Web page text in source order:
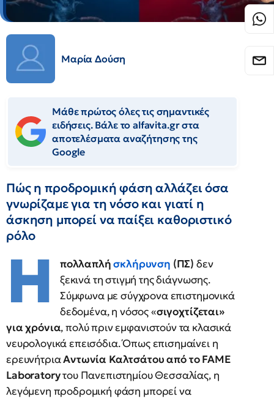
Μαρία Δούση
Μάθε πρώτος όλες τις σημαντικές
ειδήσεις. Βάλε το alfavita.gr στα
αποτελέσματα αναζήτησης της
Google
Πώς η προδρομική φάση αλλάζει όσα
γνωρίζαμε για τη νόσο και γιατί η
άσκηση μπορεί να παίξει καθοριστικό
ρόλο
Η πολλαπλήσκλήρυνση (ΠΣ) δεν
ξεκινά τη στιγμή της διάγνωσης.
Σύμφωνα με σύγχρονα επιστημονικά
δεδομένα, η νόσος «σιγοχτίζεται»
για χρόνια, πολύ πριν εμφανιστούν τα κλασικά
νευρολογικά επεισόδια. Όπως επισημαίνει η
ερευνήτριαΑντωνία Καλτσάτου από τοFAME
Laboratoryτου Πανεπιστημίου Θεσσαλίας, η
λεγόμενη προδρομική φάση μπορεί να